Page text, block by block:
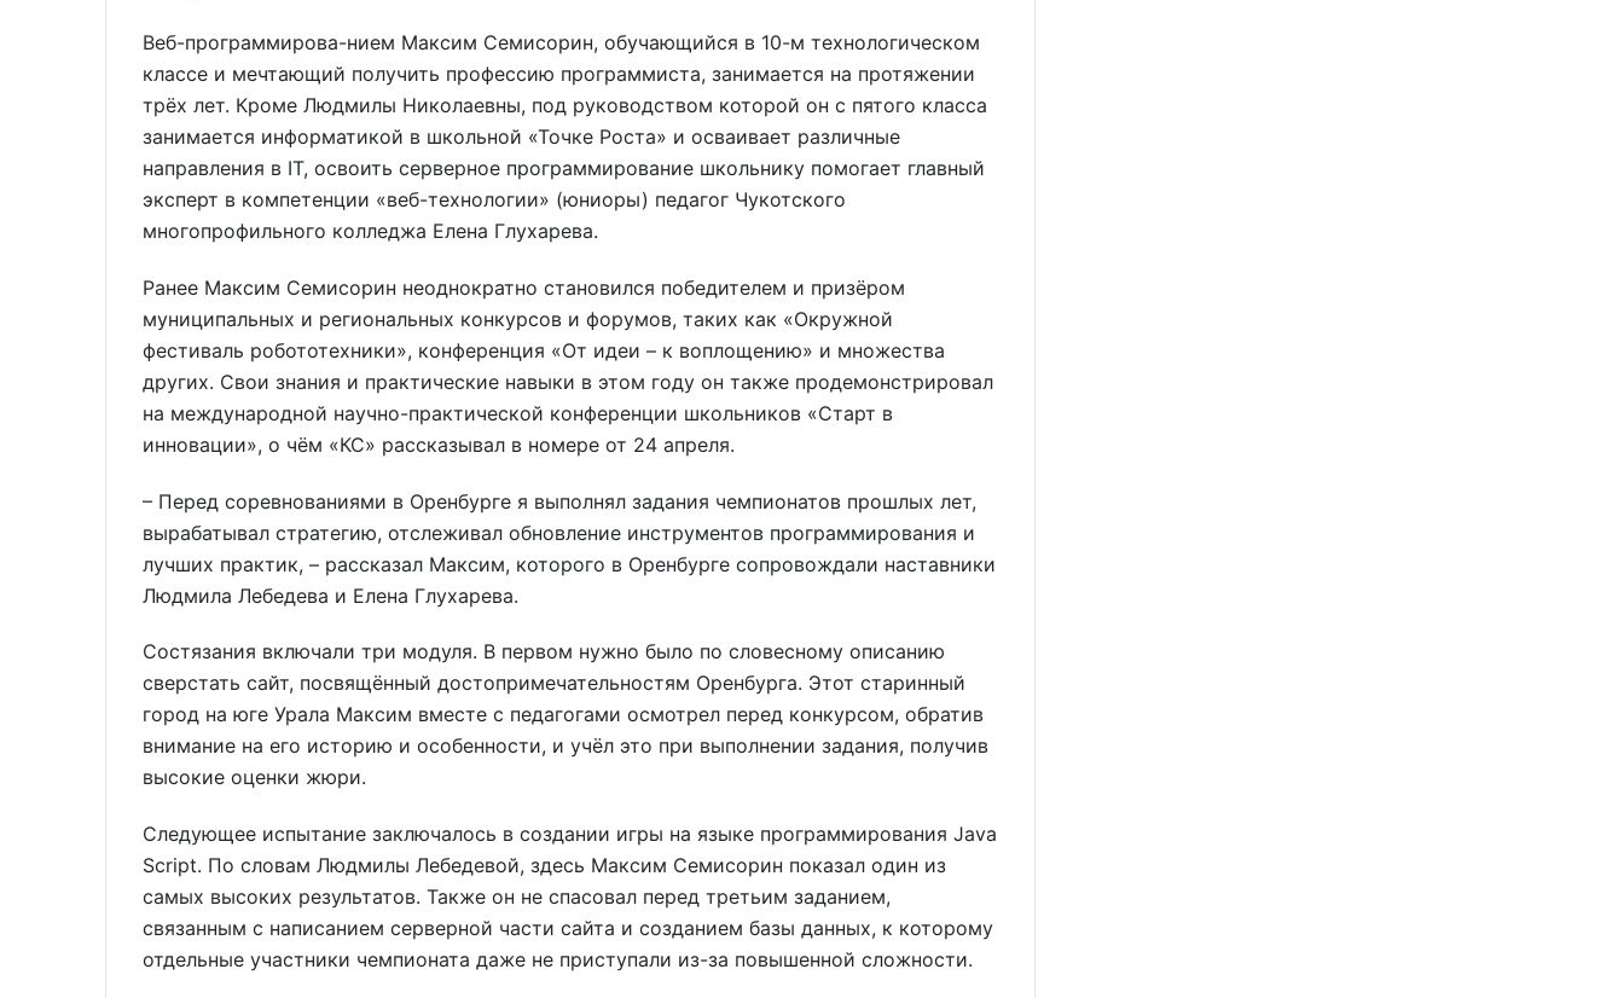
Веб-программирова-нием Максим Семисорин, обучающийся в 10-м технологическом
классе и мечтающий получить профессию программиста, занимается на протяжении
трёх лет. Кроме Людмилы Николаевны, под руководством которой он с пятого класса
занимается информатикой в школьной «Точке Роста» и осваивает различные
направления в IT, освоить серверное программирование школьнику помогает главный
эксперт в компетенции «веб-технологии» (юниоры) педагог Чукотского
многопрофильного колледжа Елена Глухарева.
Ранее Максим Семисорин неоднократно становился победителем и призёром
муниципальных и региональных конкурсов и форумов, таких как «Окружной
фестиваль робототехники», конференция «От идеи – к воплощению» и множества
других. Свои знания и практические навыки в этом году он также продемонстрировал
на международной научно-практической конференции школьников «Старт в
инновации», о чём «КС» рассказывал в номере от 24 апреля.
– Перед соревнованиями в Оренбурге я выполнял задания чемпионатов прошлых лет,
вырабатывал стратегию, отслеживал обновление инструментов программирования и
лучших практик, – рассказал Максим, которого в Оренбурге сопровождали наставники
Людмила Лебедева и Елена Глухарева.
Состязания включали три модуля. В первом нужно было по словесному описанию
сверстать сайт, посвящённый достопримечательностям Оренбурга. Этот старинный
город на юге Урала Максим вместе с педагогами осмотрел перед конкурсом, обратив
внимание на его историю и особенности, и учёл это при выполнении задания, получив
высокие оценки жюри.
Следующее испытание заключалось в создании игры на языке программирования Java
Script. По словам Людмилы Лебедевой, здесь Максим Семисорин показал один из
самых высоких результатов. Также он не спасовал перед третьим заданием,
связанным с написанием серверной части сайта и созданием базы данных, к которому
отдельные участники чемпионата даже не приступали из-за повышенной сложности.